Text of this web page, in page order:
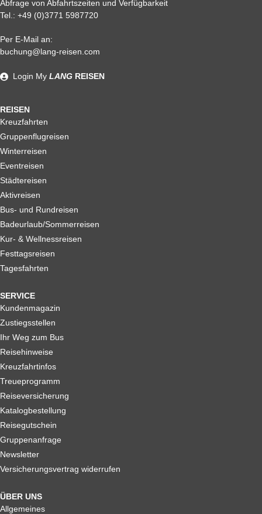
Alle weiteren Stronierungsbedingungen entnehmen Sie bitte
unseren AGB. Wir empfehlen Ihnen den Abschluss einer
Reiserücktrittskostenversicherung
Abfrage von Abfahrtszeiten und Verfügbarkeit
Tel.: +49 (0)3771 5987720
Per E-Mail an:
buchung@lang-reisen.com
REISEN
Kreuzfahrten
Gruppenflugreisen
Winterreisen
Eventreisen
Städtereisen
Aktivreisen
Bus- und Rundreisen
Badeurlaub/Sommerreisen
Kur- & Wellnessreisen
Festtagsreisen
Tagesfahrten
SERVICE
Kundenmagazin
Zustiegsstellen
Ihr Weg zum Bus
Reisehinweise
Kreuzfahrtinfos
Treueprogramm
Reiseversicherung
Katalogbestellung
Reisegutschein
Gruppenanfrage
Newsletter
Versicherungsvertrag widerrufen
ÜBER UNS
Allgemeines
Login My LANG REISEN